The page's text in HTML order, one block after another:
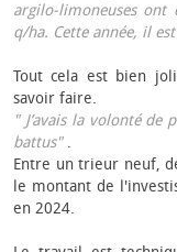
argilo-limoneuses ont
q/ha. Cette année, il
Tout cela est bien
savoir faire.
" J’avais la volonté
battus".
Entre un trieur neuf,
le montant de
en 2024.